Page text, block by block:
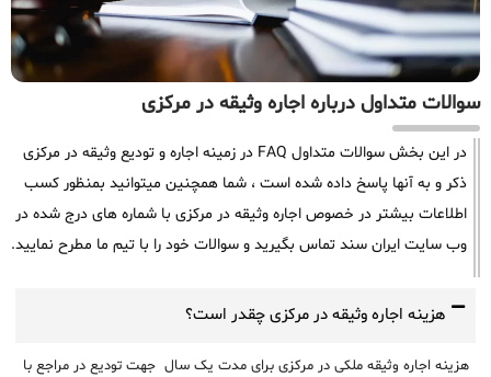
سوالات متداول درباره اجاره وثیقه در مرکزی
در این بخش سوالات متداول FAQ در زمینه اجاره و تودیع وثیقه در مرکزی
ذکر و به آنها پاسخ داده شده است ، شما همچنین میتوانید بمنظور کسب
اطلاعات بیشتر در خصوص اجاره وثیقه در مرکزی با شماره های درج شده در
وب سایت ایران سند تماس بگیرید و سوالات خود را با تیم ما مطرح نمایید.
هزینه اجاره وثیقه در مرکزی چقدر است؟
هزینه اجاره وثیقه ملکی در مرکزی برای مدت یک سال جهت تودیع در مراجع با